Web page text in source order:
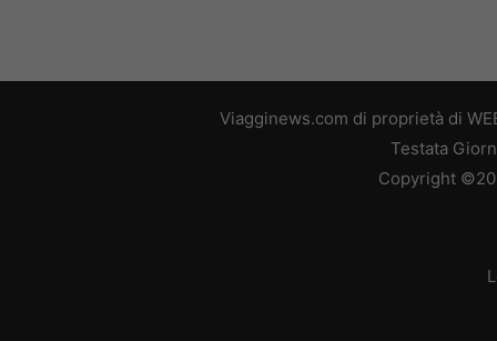
Viagginews.com di proprietà di
Testata
Copyright